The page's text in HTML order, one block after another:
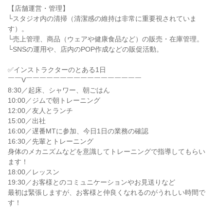
【店舗運営・管理】
└スタジオ内の清掃（清潔感の維持は非常に重要視されていま
す）。
└売上管理、商品（ウェアや健康食品など）の販売・在庫管理。
└SNSの運用や、店内のPOP作成などの販促活動。
✅インストラクターのとある1日
￣￣V￣￣￣￣￣￣￣￣￣￣￣￣￣￣￣￣￣
8:30／起床、シャワー、朝ごはん
10:00／ジムで朝トレーニング
12:00／友人とランチ
15:00／出社
16:00／遅番MTに参加、今日1日の業務の確認
16:30／先輩とトレーニング
身体のメカニズムなどを意識してトレーニングで指導してもらい
ます！
18:00／レッスン
19:30／お客様とのコミュニケーションやお見送りなど
最初は緊張しますが、お客様と仲良くなれるのがうれしい時間で
す！